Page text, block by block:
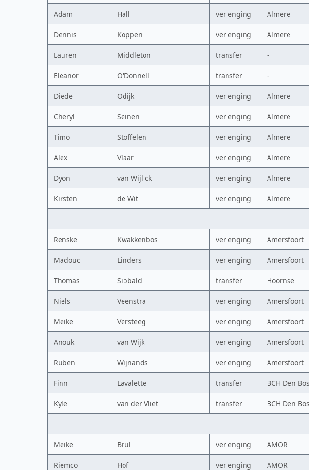
Adam Hall verlenging Almere
Dennis Koppen verlenging Almere
Lauren Middleton transfer -
Eleanor O'Donnell transfer -
Diede Odijk verlenging Almere
Cheryl Seinen verlenging Almere
Timo Stoffelen verlenging Almere
Alex Vlaar verlenging Almere
Dyon van Wijlick verlenging Almere
Kirsten de Wit verlenging Almere
Renske Kwakkenbos verlenging Amersfoort
Madouc Linders verlenging Amersfoort
Thomas Sibbald transfer Hoornse
Niels Veenstra verlenging Amersfoort
Meike Versteeg verlenging Amersfoort
Anouk van Wijk verlenging Amersfoort
Ruben Wijnands verlenging Amersfoort
Finn Lavalette transfer BCH Den
Kyle van der Vliet transfer BCH Den
Meike Brul verlenging AMOR
Riemco Hof verlenging AMOR